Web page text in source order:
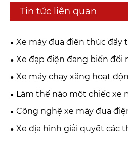
Tin tức liên quan
Xe máy đua điện thúc đẩy
động hiệu suất như thế nào?
Xe đạp điện đang biến đổi
động toàn cầu như thế nào?
Xe máy chạy xăng hoạt
Làm thế nào một chiếc xe
điện có thể biến đổi ngành
Công nghệ xe máy đua
tốc độ cao như thế nào?
Xe địa hình giải quyết các